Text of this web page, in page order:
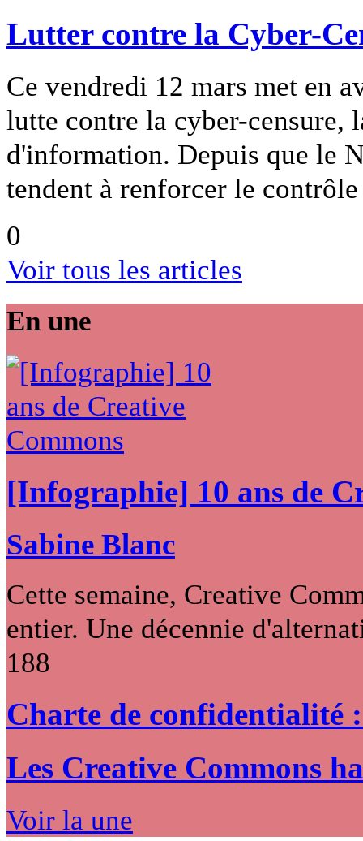
Lutter contre la Cyber-
Ce vendredi 12 mars met en
lutte contre la cyber-censure,
d'information. Depuis que le
tendent à renforcer le
0
Voir tous les articles
En une
[Infographie] 10 ans de
Sabine Blanc
Cette semaine, Creative
entier. Une décennie
188
Charte de confidentialité
Les Creative Commons
Voir la une